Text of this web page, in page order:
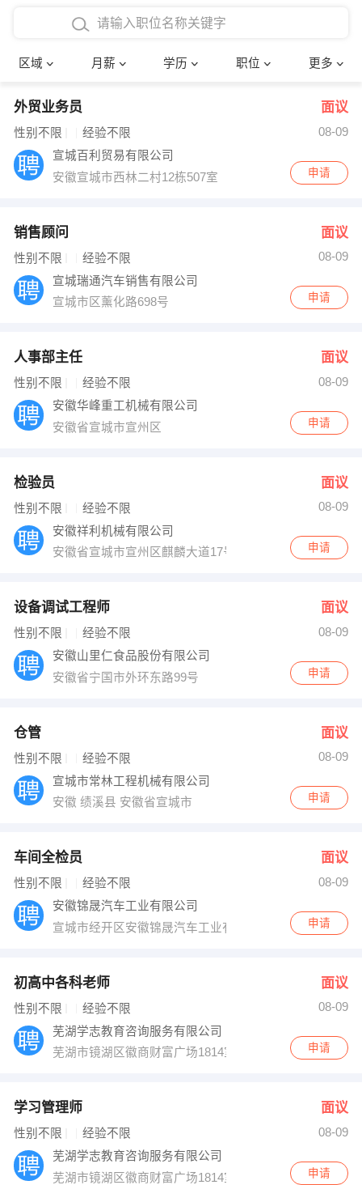
区域 月薪 学历 职位 更多
4000-5000元
8000-12000元
12000-20000元
博士
文员
财务会计
网络IT
快递员
收银员 技术员/工程师
出纳
编辑
跟单
其他职位
确定
外贸业务员 面议
性别不限 经验不限
08-09
宣城百利贸易有限公司
安徽宣城市西林二村12栋507室
申请
销售顾问 面议
性别不限 经验不限
08-09
宣城瑞通汽车销售有限公司
宣城市区薰化路698号
申请
人事部主任 面议
性别不限 经验不限
08-09
安徽华峰重工机械有限公司
安徽省宣城市宣州区
申请
检验员 面议
性别不限 经验不限
08-09
安徽祥利机械有限公司
安徽省宣城市宣州区麒麟大道17号
申请
设备调试工程师 面议
性别不限 经验不限
08-09
安徽山里仁食品股份有限公司
安徽省宁国市外环东路99号
申请
仓管 面议
性别不限 经验不限
08-09
宣城市常林工程机械有限公司
安徽 绩溪县 安徽省宣城市
申请
车间全检员 面议
性别不限 经验不限
08-09
安徽锦晟汽车工业有限公司
宣城市经开区安徽锦晟汽车工业有限公司（安徽省/宣城
申请
初高中各科老师 面议
性别不限 经验不限
08-09
芜湖学志教育咨询服务有限公司
芜湖市镜湖区徽商财富广场1814室
申请
学习管理师 面议
性别不限 经验不限
08-09
芜湖学志教育咨询服务有限公司
芜湖市镜湖区徽商财富广场1814室
申请